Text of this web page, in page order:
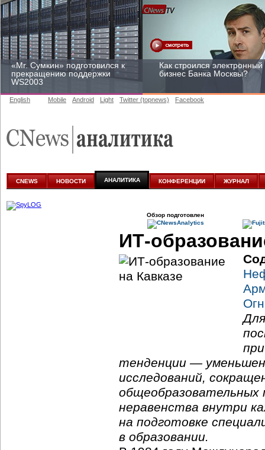
«Mr. Сумкин» подготовился к
прекращению поддержки
WS2003
Как строился электронный
бизнес Банка Москвы?
к аналитике
участвовать
English Mobile Android Light Twitter (topnews) Facebook
CNEWS НОВОСТИ АНАЛИТИКА КОНФЕРЕНЦИИ ЖУРНАЛ
Обзор подготовлен
ИТ-
тенденции —
исследований,
общеобразовательных
неравенства внутри
на подготовке
в образовании.